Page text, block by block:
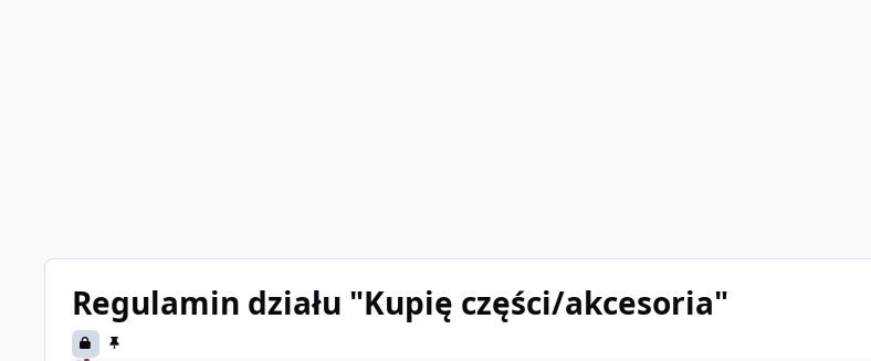
Regulamin działu "Kupię części/akcesoria"